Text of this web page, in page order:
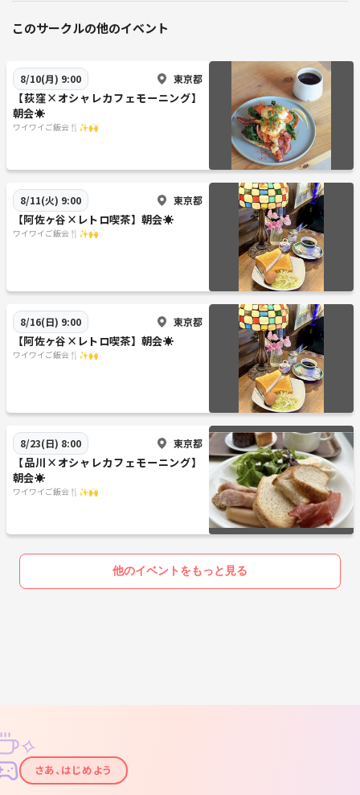
このサークルの他のイベント
8/10(月) 9:00 東京都
【荻窪×オシャレカフェモーニング】
朝会☀️
ワイワイご飯会🍴✨🙌
8/11(火) 9:00 東京都
【阿佐ヶ谷×レトロ喫茶】朝会☀️
ワイワイご飯会🍴✨🙌
8/16(日) 9:00 東京都
【阿佐ヶ谷×レトロ喫茶】朝会☀️
ワイワイご飯会🍴✨🙌
8/23(日) 8:00 東京都
【品川×オシャレカフェモーニング】
朝会☀️
ワイワイご飯会🍴✨🙌
他のイベントをもっと見る
✦
✧
さあ、はじめよう